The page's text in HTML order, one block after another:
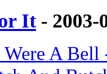
It- 2003-
A Bell